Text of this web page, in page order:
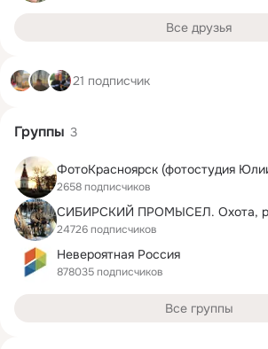
Все друзья
21 подписчик
Группы 3
ФотоКрасноярск (фотостудия
2658 подписчиков
24726 подписчиков
Невероятная Россия
878035 подписчиков
Все группы